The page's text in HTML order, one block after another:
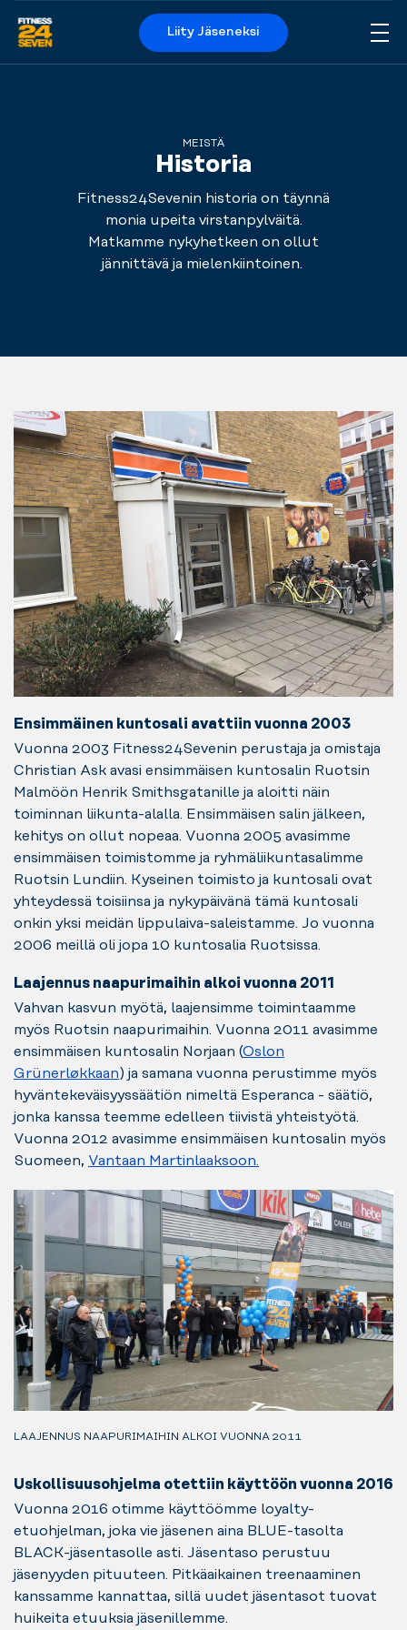
Logo
Liity Jäseneksi
MEISTÄ
Historia
Fitness24Sevenin historia on täynnä
monia upeita virstanpylväitä.
Matkamme nykyhetkeen on ollut
jännittävä ja mielenkiintoinen.
Ensimmäinen kuntosali avattiin vuonna 2003
Vuonna 2003 Fitness24Sevenin perustaja ja omistaja
Christian Ask avasi ensimmäisen kuntosalin Ruotsin
Malmöön Henrik Smithsgatanille ja aloitti näin
toiminnan liikunta-alalla. Ensimmäisen salin jälkeen,
kehitys on ollut nopeaa. Vuonna 2005 avasimme
ensimmäisen toimistomme ja ryhmäliikuntasalimme
Ruotsin Lundiin. Kyseinen toimisto ja kuntosali ovat
yhteydessä toisiinsa ja nykypäivänä tämä kuntosali
onkin yksi meidän lippulaiva-saleistamme. Jo vuonna
2006 meillä oli jopa 10 kuntosalia Ruotsissa.
Laajennus naapurimaihin alkoi vuonna 2011
Vahvan kasvun myötä, laajensimme toimintaamme
myös Ruotsin naapurimaihin. Vuonna 2011 avasimme
ensimmäisen kuntosalin Norjaan (Oslon
Grünerløkkaan) ja samana vuonna perustimme myös
hyväntekeväisyyssäätiön nimeltä Esperanca - säätiö,
jonka kanssa teemme edelleen tiivistä yhteistyötä.
Vuonna 2012 avasimme ensimmäisen kuntosalin myös
Suomeen, Vantaan Martinlaaksoon.
LAAJENNUS NAAPURIMAIHIN ALKOI VUONNA 2011
Uskollisuusohjelma otettiin käyttöön vuonna 2016
Vuonna 2016 otimme käyttöömme loyalty-
etuohjelman, joka vie jäsenen aina BLUE-tasolta
BLACK-jäsentasolle asti. Jäsentaso perustuu
jäsenyyden pituuteen. Pitkäaikainen treenaaminen
kanssamme kannattaa, sillä uudet jäsentasot tuovat
huikeita etuuksia jäsenillemme.